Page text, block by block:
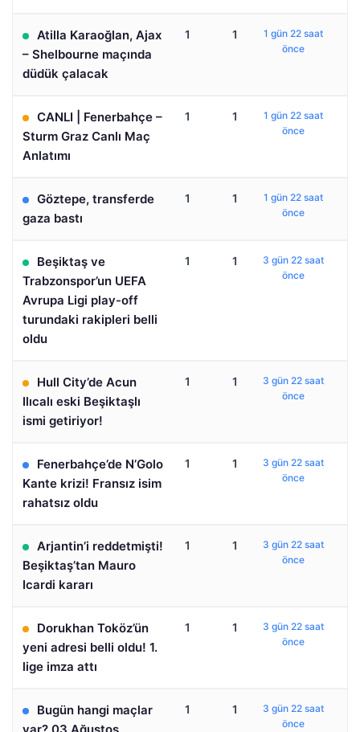
Atilla Karaoğlan, Ajax
– Shelbourne maçında
düdük çalacak
1 1
1 gün 22 saat
önce
CANLI | Fenerbahçe –
Sturm Graz Canlı Maç
Anlatımı
1 1
1 gün 22 saat
önce
Göztepe, transferde
gaza bastı
1 1
1 gün 22 saat
önce
Beşiktaş ve
Trabzonspor’un UEFA
Avrupa Ligi play-off
turundaki rakipleri belli
oldu
1 1
3 gün 22 saat
önce
Hull City’de Acun
Ilıcalı eski Beşiktaşlı
ismi getiriyor!
1 1
3 gün 22 saat
önce
Fenerbahçe’de N’Golo
Kante krizi! Fransız isim
rahatsız oldu
1 1
3 gün 22 saat
önce
Arjantin’i reddetmişti!
Beşiktaş’tan Mauro
Icardi kararı
1 1
3 gün 22 saat
önce
Dorukhan Toköz’ün
yeni adresi belli oldu! 1.
lige imza attı
1 1
3 gün 22 saat
önce
Bugün hangi maçlar
1 1
3 gün 22 saat
önce